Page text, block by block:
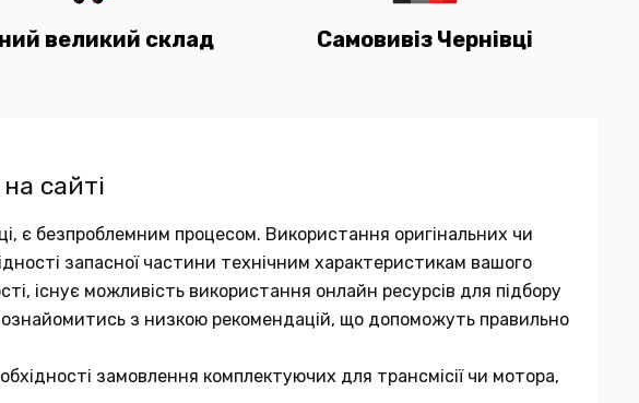
великий склад Самовивіз Чернівці
сайті
є безпроблемним процесом. Використання оригінальних чи
запасної частини технічним характеристикам вашого
існує можливість використання онлайн ресурсів для підбору
з низкою рекомендацій, що допоможуть правильно
замовлення комплектуючих для трансмісії чи мотора,